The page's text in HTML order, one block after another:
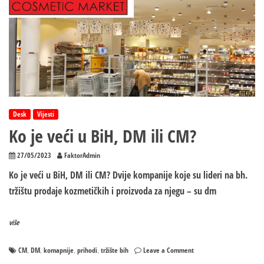
Desk Vijesti
Ko je veći u BiH, DM ili CM?
27/05/2023 FaktorAdmin
Ko je veći u BiH, DM ili CM? Dvije kompanije koje su lideri na bh.
tržištu prodaje kozmetičkih i proizvoda za njegu – su dm
više
CM, DM, komapnije, prihodi, tržište bih Leave a Commenton